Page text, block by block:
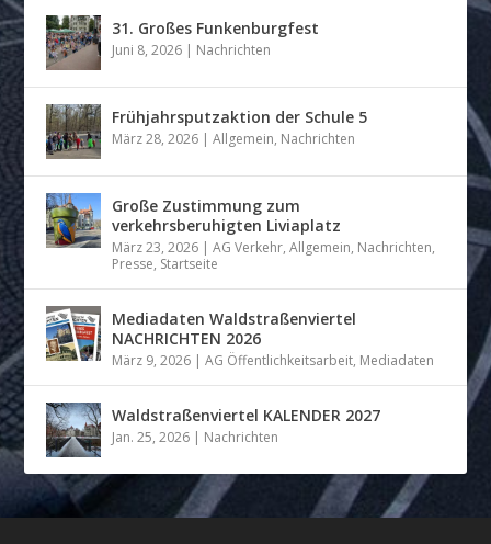
31. Großes Funkenburgfest
Juni 8, 2026 | Nachrichten
Frühjahrsputzaktion der Schule 5
März 28, 2026 |Allgemein, Nachrichten
Große Zustimmung zum
verkehrsberuhigten Liviaplatz
März 23, 2026 |AG Verkehr,Allgemein, Nachrichten,
Presse, Startseite
Mediadaten Waldstraßenviertel
NACHRICHTEN 2026
März 9, 2026 |AG Öffentlichkeitsarbeit, Mediadaten
Waldstraßenviertel KALENDER 2027
Jan. 25, 2026 | Nachrichten